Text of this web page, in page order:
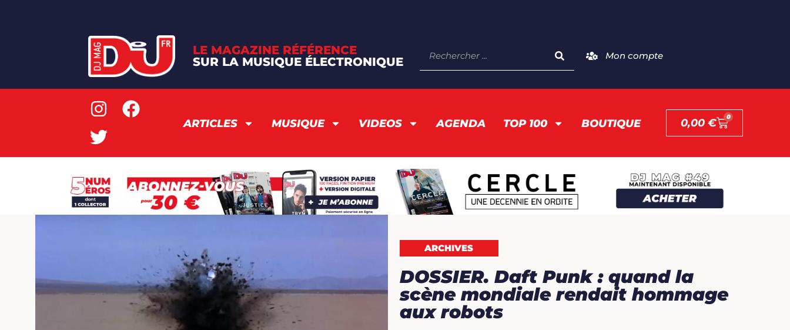
LE MAGAZINE RÉFÉRENCE
SUR LA MUSIQUE ÉLECTRONIQUE
Mon compte
ARTICLES MUSIQUE VIDEOS AGENDA TOP 100 BOUTIQUE 0,00€ 0
ARCHIVES
DOSSIER. Daft Punk : quand la
scène mondiale rendait hommage
aux robots